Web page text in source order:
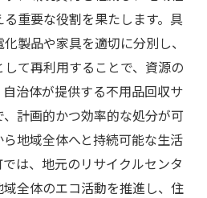
重要な役割を果たします。具
製品や家具を適切に分別し、
て再利用することで、資源の
治体が提供する不用品回収サ
計画的かつ効率的な処分が可
地域全体へと持続可能な生活
は、地元のリサイクルセンタ
全体のエコ活動を推進し、住